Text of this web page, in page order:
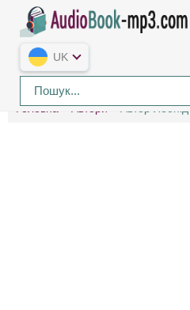
UK
Головна Автори Автор Леонід